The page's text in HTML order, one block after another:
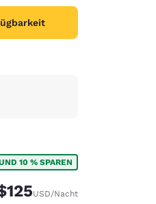
10 % SPAREN
Preis:
Preis:
USD/Nacht